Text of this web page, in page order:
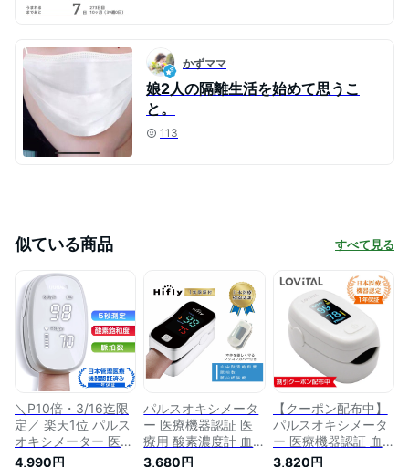
かずママ
娘2人の隔離生活を始めて思うこ
と。
113
似ている商品 すべて見る
＼P10倍・3/16迄限
定／ 楽天1位 パルス
オキシメーター 医療
機器認証 医療用 血
4,990円
パルスオキシメータ
ー 医療機器認証 医
療用 酸素濃度計 血
中酸素濃度計 spo2
3,680円
【クーポン配布中】
パルスオキシメータ
ー 医療機器認証 血
中酸素濃度計 医療用
3,820円